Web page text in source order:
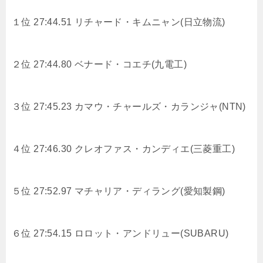
１位 27:44.51 リチャード・キムニャン(日立物流)
２位 27:44.80 ベナード・コエチ(九電工)
３位 27:45.23 カマウ・チャールズ・カランジャ(NTN)
４位 27:46.30 クレオファス・カンディエ(三菱重工)
５位 27:52.97 マチャリア・ディラング(愛知製鋼)
６位 27:54.15 ロロット・アンドリュー(SUBARU)